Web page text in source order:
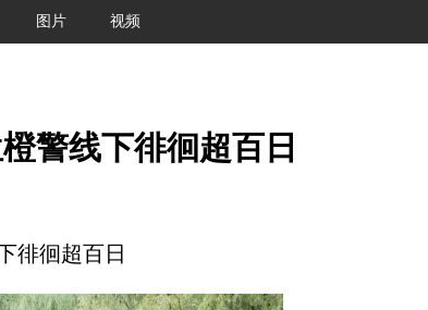
图片 视频
警线下徘徊超百日
徘徊超百日